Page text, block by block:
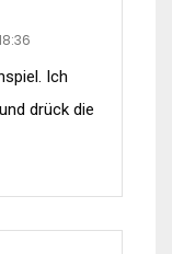
Ich
drück die